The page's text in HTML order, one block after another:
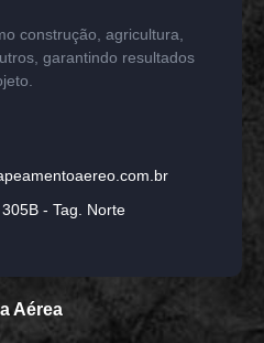
construção, agricultura,
garantindo resultados
- Tag. Norte
Aérea